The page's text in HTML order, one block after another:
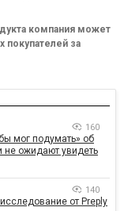
компания может
покупателей за
160
мог подумать» об
не ожидают увидеть
140
от Preply